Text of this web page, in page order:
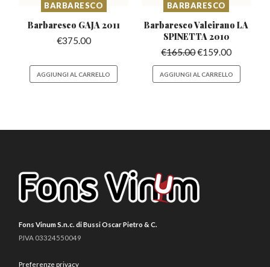
BARBARESCO
Barbaresco GAJA 2011
€375.00
AGGIUNGI AL CARRELLO
BARBARESCO
Barbaresco ValeiranoLA
SPINETTA 2010
€165.00€159.00
AGGIUNGI AL CARRELLO
Fons Vinum S.n.c. di Bussi Oscar Pietro & C.
P.IVA 03324550049
Preferenze privacy